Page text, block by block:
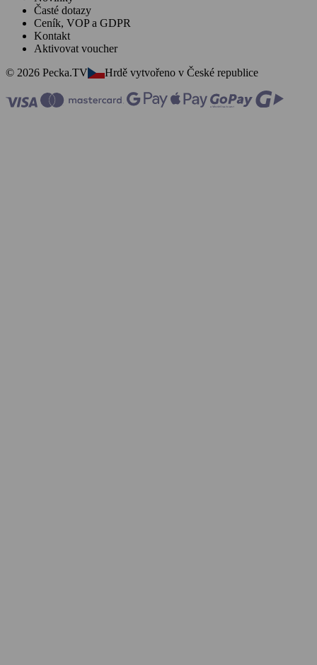
Časté dotazy
Ceník, VOP a GDPR
Kontakt
Aktivovat voucher
© 2026 Pecka.TV
Hrdě vytvořeno v České republice